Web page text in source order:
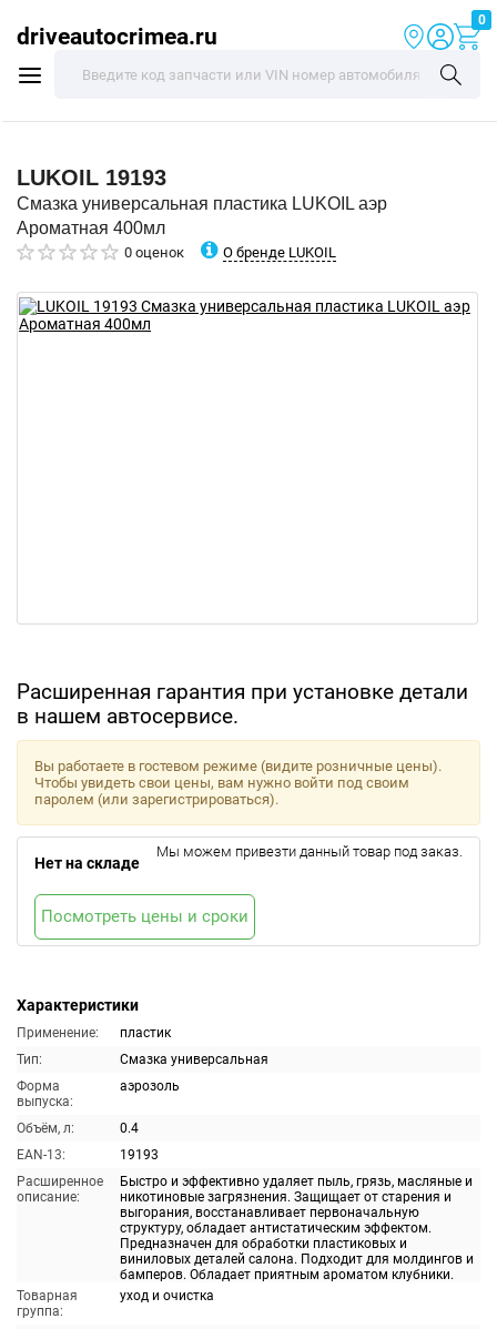
driveautocrimea.ru
0
LUKOIL 19193
Смазка универсальная пластика LUKOIL аэр
Ароматная 400мл
0 оценок О бренде LUKOIL
Расширенная гарантия при установке детали
в нашем автосервисе.
Характеристики
Применение:
пластик
Тип:
Смазка универсальная
Форма
выпуска:
аэрозоль
Объём, л:
0.4
EAN-13:
19193
Расширенное
описание:
Быстро и эффективно удаляет пыль, грязь, масляные и
никотиновые загрязнения. Защищает от старения и
выгорания, восстанавливает первоначальную
структуру, обладает антистатическим эффектом.
Предназначен для обработки пластиковых и
виниловых деталей салона. Подходит для молдингов и
бамперов. Обладает приятным ароматом клубники.
Товарная
группа:
уход и очистка
Вы работаете в гостевом режиме (видите розничные цены).
Чтобы увидеть свои цены, вам нужно войти под своим
паролем (или зарегистрироваться).
Нет на складе
Мы можем привезти данный товар под заказ.
Посмотреть цены и сроки